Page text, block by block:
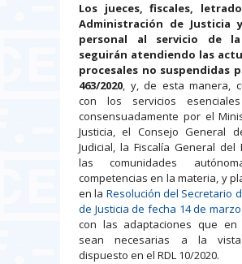
Los jueces, fiscales,
Administración de Justicia
personal al servicio de la
seguirán atendiendo las
procesales no suspendidas
463/2020, y, de esta manera,
con los servicios
consensuadamente por el
Justicia, el Consejo General
Judicial, la Fiscalía General del
las comunidades
competencias en la materia, y
en la Resolución del Secretario
de Justicia de fecha 14 de
con las adaptaciones que en
sean necesarias a la
dispuesto en el RDL 10/2020.